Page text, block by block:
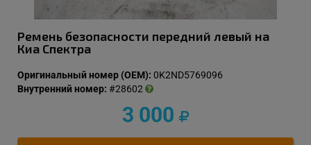
Ремень безопасности передний левый на
Киа Спектра
Оригинальный номер (OEM): 0K2ND5769096
Внутренний номер: #28602
3 000